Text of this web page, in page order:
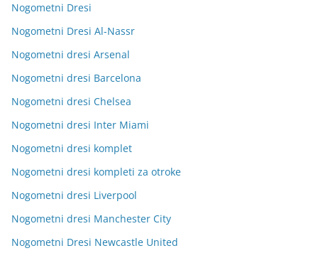
Nogometni Dresi
Nogometni Dresi Al-Nassr
Nogometni dresi Arsenal
Nogometni dresi Barcelona
Nogometni dresi Chelsea
Nogometni dresi Inter Miami
Nogometni dresi komplet
Nogometni dresi kompleti za otroke
Nogometni dresi Liverpool
Nogometni dresi Manchester City
Nogometni Dresi Newcastle United